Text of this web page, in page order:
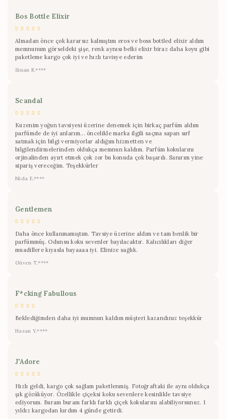
Bos Bottle Elixir
Almadan önce çok kararsız kalmıştım eros ve boss bottled elixir aldım
memnunum görseldeki şişe, renk aynısı belki elixir biraz daha koyu gibi
paketleme kargo çok iyi ve hızlı tavisye ederim
Sinan R.****
Scandal
Kuzenim yoğun tavsiyesi üzerine denemek için birkaç parfüm aldım
parfümde de iyi anlarım... öncelikle marka ilgili saçma sapan sırf
satmak için bilgi vermiyorlar aldığım hizmetten ve
bilgilendirmelerinden oldukça memnun kaldım. Parfüm kokularını
orjinalinden ayırt etmek çok zor bu konuda çok başarılı. Sanırım yine
sipariş vereceğim. Teşekkürler
Nida E.****
Gentlemen
Daha önce kullanmamıştım. Tavsiye üzerine aldım ve tam benlik bir
parfümmüş. Odunsu koku sevenler bayılacaktır. Kalıcılıkları diğer
muadillere kıyasla bayaaaa iyi. Elinize sağlık.
Güven T.****
F*cking Fabullous
Beklediğimden daha iyi mumnun kaldım müşteri kazandınız teşekkür
Hasan Y.****
J'Adore
Hızlı geldi, kargo çok sağlam paketlenmiş. Fotoğraftaki ile aynı oldukça
şık gözüküyor. Özellikle çiçeksi koku sevenlere kesinlikle tavsiye
ediyorum. Buram buram farklı farklı çiçek kokularını alabiliyorsunuz. 1
yıldız kargodan kırdım 4 günde getirdi.